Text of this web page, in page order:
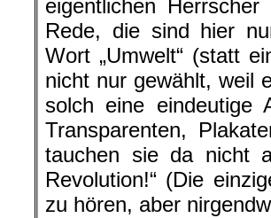
eigentlichen
Rede, die sind hier
Wort „Umwelt“ (statt
nicht nur gewählt, weil
solch eine eindeutige
Transparenten,
tauchen sie da nicht
Revolution!“ (Die
zu hören, aber